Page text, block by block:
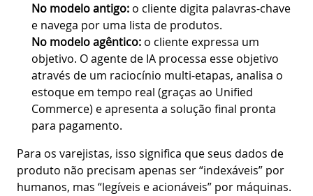
No modelo antigo:o cliente digita palavras-chave
e navega por uma lista de produtos.
No modelo agêntico:o cliente expressa um
objetivo. O agente de IA processa esse objetivo
através de um raciocínio multi-etapas, analisa o
estoque em tempo real (graças ao Unified
Commerce) e apresenta a solução final pronta
para pagamento.
Para os varejistas, isso significa que seus dados de
produto não precisam apenas ser “indexáveis” por
humanos, mas “legíveis e acionáveis” por máquinas.